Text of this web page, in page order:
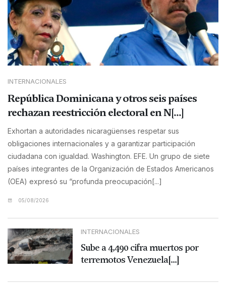
INTERNACIONALES
República Dominicana y otros seis países
rechazan reestricción electoral en N[...]
Exhortan a autoridades nicaragüenses respetar sus
obligaciones internacionales y a garantizar participación
ciudadana con igualdad. Washington. EFE. Un grupo de siete
países integrantes de la Organización de Estados Americanos
(OEA) expresó su “profunda preocupación[...]
05/08/2026
INTERNACIONALES
Sube a 4,490 cifra muertos por
terremotos Venezuela[...]